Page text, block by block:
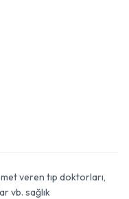
veren tıp doktorları,
vb. sağlık